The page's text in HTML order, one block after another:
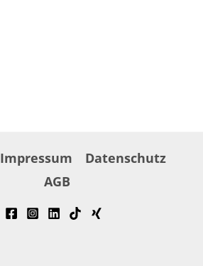
Impressum
Datenschutz
AGB